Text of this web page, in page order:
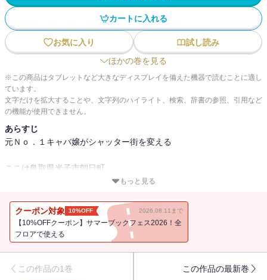
カートに入れる
お気に入り
試し読み
ほかの巻を見る
※この商品はタブレットなど大きなディスプレイを備えた機器で読むことに適し
ています。
文字だけを拡大することや、文字列のハイライト、検索、辞書の参照、引用など
の機能が使用できません。
あらすじ
元Ｎｏ．１キャバ嬢がシャッター街を変える
ここは鳥取県米子市朝日町。
都会の喧噪に嫌気がさし、実家でグウタラ生活を送る歌舞伎
母の一喝により、実家の「スナック」をしぶしぶ手伝うことになる
が、流石は元No.1。
もっと見る
クーポン対象 10%OFF 2026.08.11まで
【10%OFFクーポン】サマーブックフェス2026！全
フロアで使える
この作品の1巻 この作品の最新巻